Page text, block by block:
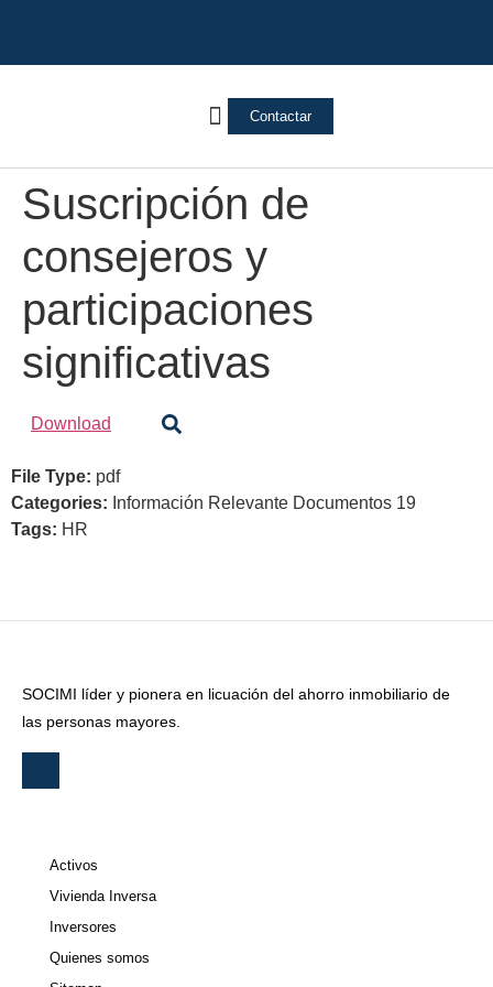
Contactar
Suscripción de
consejeros y
participaciones
significativas
Download
File Type: pdf
Categories: Información Relevante Documentos 19
Tags: HR
SOCIMI líder y pionera en licuación del ahorro inmobiliario de
las personas mayores.
Activos
Vivienda Inversa
Inversores
Quienes somos